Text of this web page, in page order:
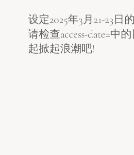
设定2025年3月21-23
请检查access-date=
起掀起浪潮吧!